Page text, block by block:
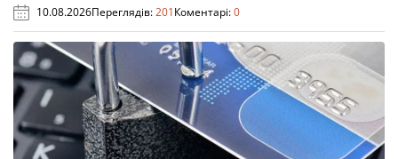
10.08.2026Переглядів:201Коментарі:0